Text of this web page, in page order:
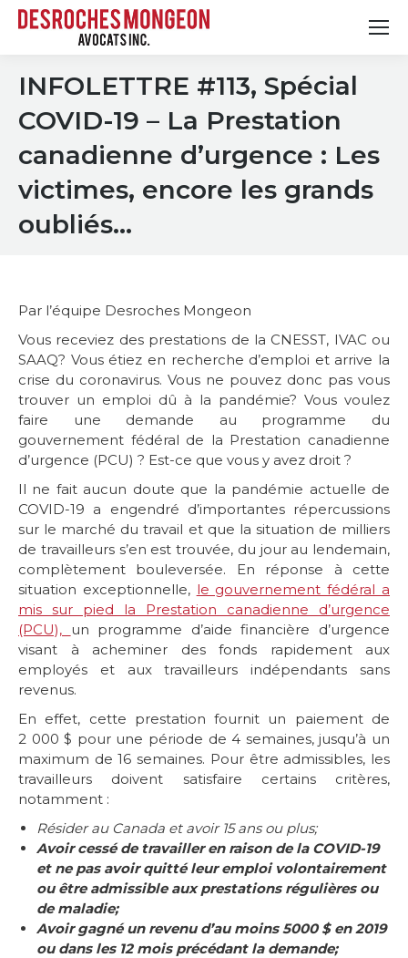
INFOLETTRE #113, Spécial
COVID-19 – La Prestation
canadienne d’urgence : Les
victimes, encore les grands
oubliés…
Par l’équipe Desroches Mongeon
Vous receviez des prestations de la CNESST, IVAC ou
SAAQ? Vous étiez en recherche d’emploi et arrive la
crise du coronavirus. Vous ne pouvez donc pas vous
trouver un emploi dû à la pandémie? Vous voulez
faire une demande au programme du
gouvernement fédéral de la Prestation canadienne
d’urgence (PCU) ? Est-ce que vous y avez droit ?
Il ne fait aucun doute que la pandémie actuelle de
COVID-19 a engendré d’importantes répercussions
sur le marché du travail et que la situation de milliers
de travailleurs s’en est trouvée, du jour au lendemain,
complètement bouleversée. En réponse à cette
situation exceptionnelle, le gouvernement fédéral a
mis sur pied la Prestation canadienne d’urgence
(PCU), un programme d’aide financière d’urgence
visant à acheminer des fonds rapidement aux
employés et aux travailleurs indépendants sans
revenus.
En effet, cette prestation fournit un paiement de
2 000 $ pour une période de 4 semaines, jusqu’à un
maximum de 16 semaines. Pour être admissibles, les
travailleurs doivent satisfaire certains critères,
notamment :
Résider au Canada et avoir 15 ans ou plus;
Avoir cessé de travailler en raison de la COVID-19
et ne pas avoir quitté leur emploi volontairement
ou être admissible aux prestations régulières ou
de maladie;
Avoir gagné un revenu d’au moins 5000 $ en 2019
ou dans les 12 mois précédant la demande;